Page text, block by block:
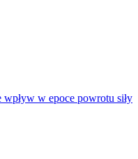
w epoce powrotu siły